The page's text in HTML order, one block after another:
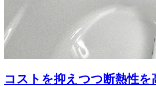
コストを抑えつつ断熱性を